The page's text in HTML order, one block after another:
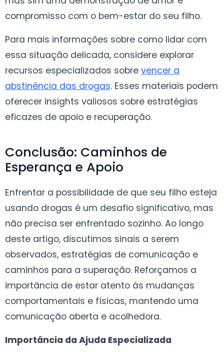
compromisso com o bem-estar do seu filho.
Para mais informações sobre como lidar com
essa situação delicada, considere explorar
recursos especializados sobre vencer a
abstinência das drogas. Esses materiais podem
oferecer insights valiosos sobre estratégias
eficazes de apoio e recuperação.
Conclusão: Caminhos de
Esperança e Apoio
Enfrentar a possibilidade de que seu filho esteja
usando drogas é um desafio significativo, mas
não precisa ser enfrentado sozinho. Ao longo
deste artigo, discutimos sinais a serem
observados, estratégias de comunicação e
caminhos para a superação. Reforçamos a
importância de estar atento às mudanças
comportamentais e físicas, mantendo uma
comunicação aberta e acolhedora.
Importância da Ajuda Especializada